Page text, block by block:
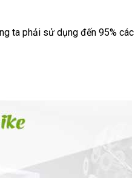
ta phải sử dụng đến 95%